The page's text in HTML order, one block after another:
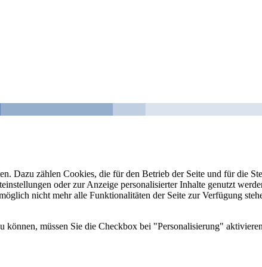
Dazu zählen Cookies, die für den Betrieb der Seite und für die
oder zur Anzeige personalisierter Inhalte genutzt
nicht mehr alle Funktionalitäten der Seite zur Verfügung
können, müssen Sie die Checkbox bei "Personalisierung"